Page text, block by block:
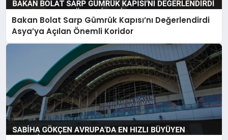
Bakan Bolat Sarp Gümrük Kapısı’nı Değerlendirdi
Asya’ya Açılan Önemli Koridor